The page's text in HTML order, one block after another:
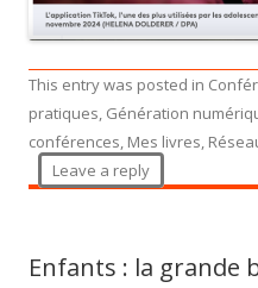
This entry was posted in
pratiques, Génération
conférences, Mes livres,
Leave a reply
Enfants : la grande